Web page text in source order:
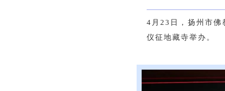
4月23日，扬州市佛
仪征地藏寺举办。